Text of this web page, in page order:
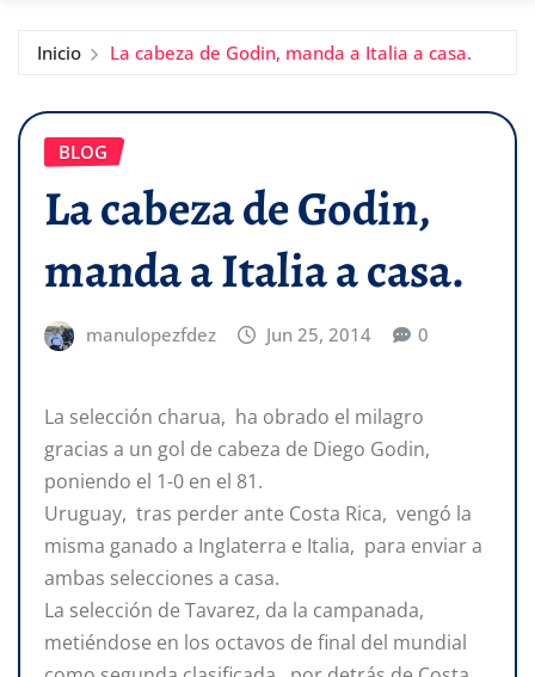
Inicio La cabeza de Godin, manda a Italia a casa.
BLOG
La cabeza de Godin,
manda a Italia a casa.
manulopezfdez Jun 25, 2014 0
La selección charua, ha obrado el milagro
gracias a un gol de cabeza de Diego Godin,
poniendo el 1-0 en el 81.
Uruguay, tras perder ante Costa Rica, vengó la
misma ganado a Inglaterra e Italia, para enviar a
ambas selecciones a casa.
La selección de Tavarez, da la campanada,
metiéndose en los octavos de final del mundial